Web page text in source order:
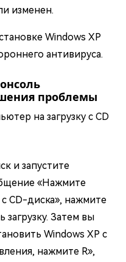
изменен.
Windows XP
антивируса.
проблемы
на загрузку с CD
и запустите
«Нажмите
CD-диска», нажмите
Затем вы
Windows XP с
нажмите R»,